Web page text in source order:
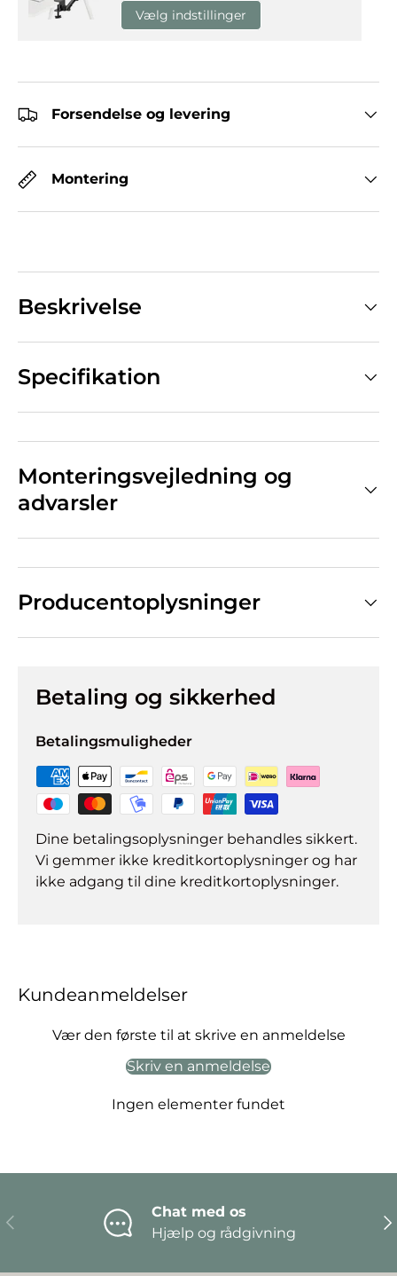
Vælg indstillinger
Forsendelse og levering
Montering
Beskrivelse
Specifikation
Monteringsvejledning og
advarsler
Producentoplysninger
Betaling og sikkerhed
Betalingsmuligheder
Dine betalingsoplysninger behandles sikkert.
Vi gemmer ikke kreditkortoplysninger og har
ikke adgang til dine kreditkortoplysninger.
Kundeanmeldelser
Vær den første til at skrive en anmeldelse
Skriv en anmeldelse
Ingen elementer fundet
Forrige
Chat med os
Hjælp og rådgivning